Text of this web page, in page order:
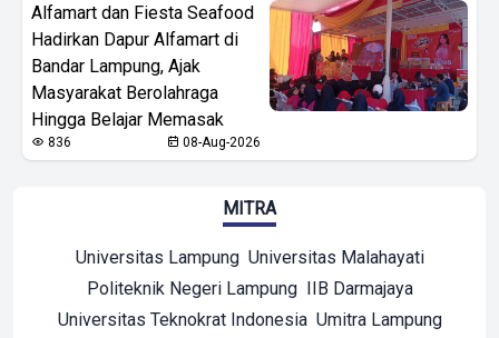
Alfamart dan Fiesta Seafood
Hadirkan Dapur Alfamart di
Bandar Lampung, Ajak
Masyarakat Berolahraga
Hingga Belajar Memasak
836 08-Aug-2026
MITRA
Universitas Lampung Universitas Malahayati
Politeknik Negeri Lampung IIB Darmajaya
Universitas Teknokrat Indonesia Umitra Lampung